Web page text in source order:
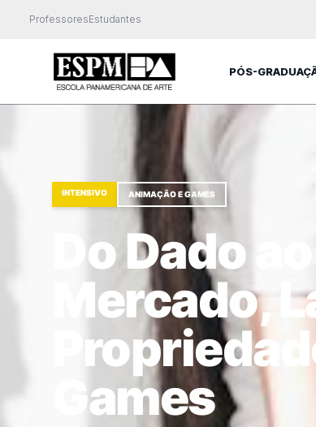
ProfessoresEstudantes
PÓS-
INTENSIVO ANIMAÇÃO E GAMES
Do Dado
Mercado,
Games